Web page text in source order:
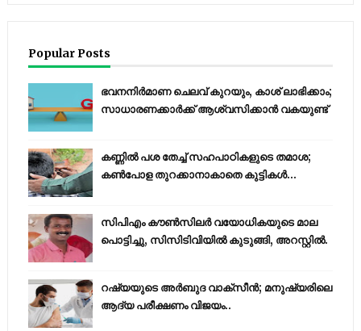
Popular Posts
ഭവനനിർമാണ ചെലവ് കുറയും, കാശ് ലാഭിക്കാം;
സാധാരണക്കാർക്ക് ആശ്വസിക്കാൻ വകയുണ്ട്
കണ്ണിൽ പശ തേച്ച് സഹപാഠികളുടെ തമാശ;
കൺപോള തുറക്കാനാകാതെ കുട്ടികൾ...
സിപിഎം കൗണ്‍സിലര്‍ വയോധികയുടെ മാല
പൊട്ടിച്ചു, സിസിടിവിയില്‍ കുടുങ്ങി, അറസ്റ്റില്‍.
റഷ്യയുടെ അര്‍ബുദ വാക്‌സീന്‍; മനുഷ്യരിലെ
ആദ്യ പരീക്ഷണം വിജയം..